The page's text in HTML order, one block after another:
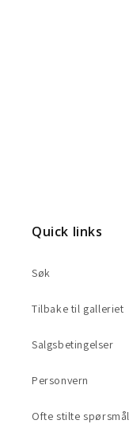
Quick links
Søk
Tilbake til galleriet
Salgsbetingelser
Personvern
Ofte stilte spørsmål